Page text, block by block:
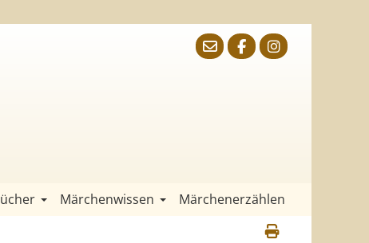
Märchenwissen Märchenerzählen